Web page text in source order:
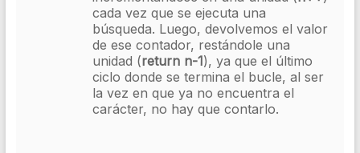
cada vez que se ejecuta una
búsqueda. Luego, devolvemos el valor
de ese contador, restándole una
unidad (return n-1), ya que el último
ciclo donde se termina el bucle, al ser
la vez en que ya no encuentra el
carácter, no hay que contarlo.